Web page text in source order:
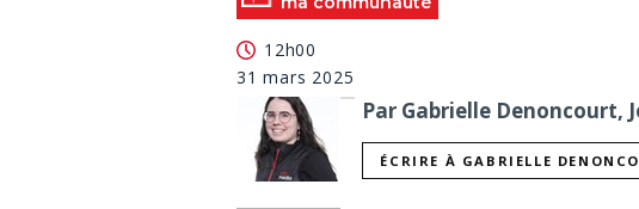
12h00
31 mars 2025
Par Gabrielle Denoncourt,
ÉCRIRE À GABRIELLE